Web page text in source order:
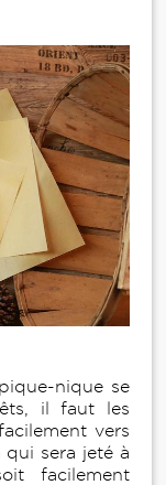
nique se
il faut les
vers
qui sera jeté à
facilement